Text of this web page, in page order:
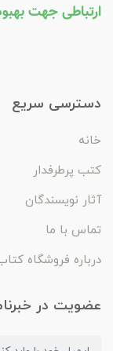
ارتباطی جهت
دسترسی سریع
خانه
کتب پرطرفدار
آثار نویسندگان
تماس با ما
درباره فروشگاه
عضویت در